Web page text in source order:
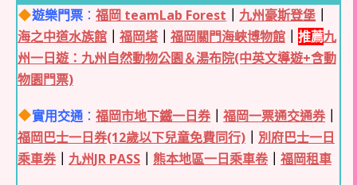
遊樂門票 ：福岡 teamLab Forest 九州豪斯登堡
海之中道水族館
福岡塔 福岡關門海峽博物館 推薦九
州一日遊：九州自然動物公園＆湯布院(中英文導遊+含動
物園門票)
實用交通 ：福岡市地下鐵一日券｜福岡一票通交通券｜
福岡巴士一日券(12歲以下兒童免費同行) ｜ 別府巴士一日
乘車券｜ 九州JR PASS ｜ 熊本地區一日乘車卷｜ 福岡租車